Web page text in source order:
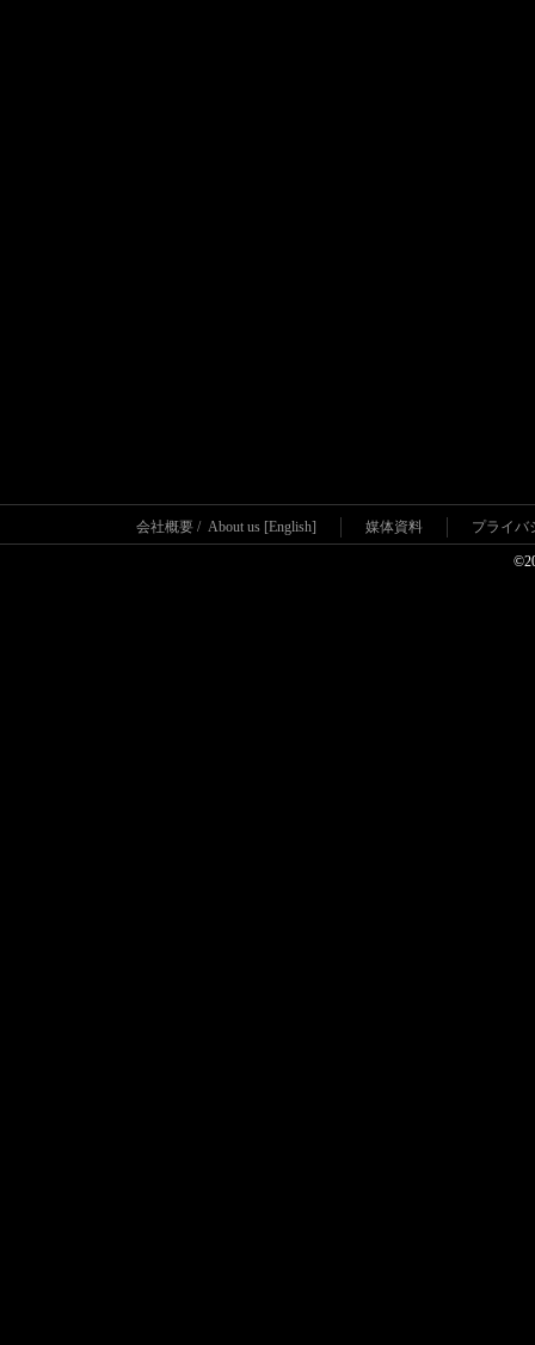
会社概要 / About us [English] 媒体資料 プライバ